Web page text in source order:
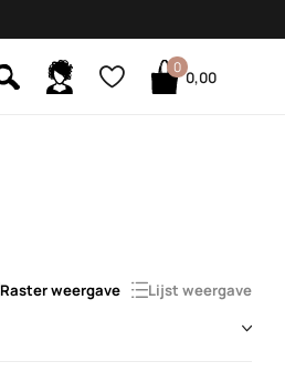
0
0,00
Raster weergave
Lijst weergave